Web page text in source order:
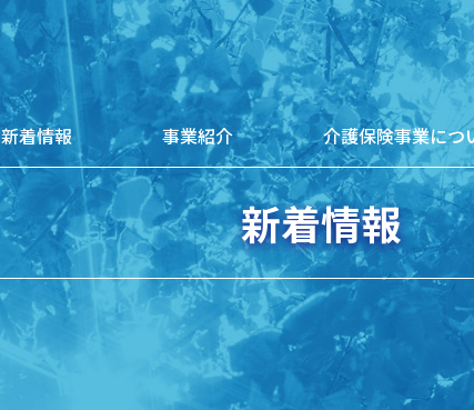
新着情報 事業紹介 介護保険事業につ
新着情報